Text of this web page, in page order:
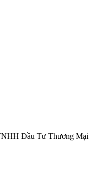
Đầu Tư Thương Mại